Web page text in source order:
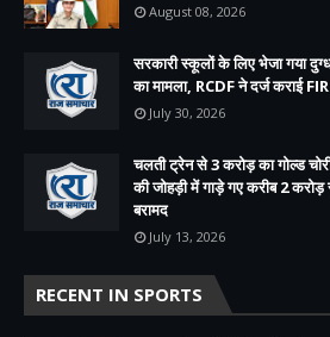
August 08, 2026
सरकारी स्कूलों के लिए भेजा गया
का मामला, RCDF ने दर्ज कराई FIR
July 30, 2026
चलती ट्रेन से 3 करोड़ का गोल्ड
की जोहड़ी में गाड़े गए करीब 2
बरामद
July 13, 2026
RECENT IN SPORTS